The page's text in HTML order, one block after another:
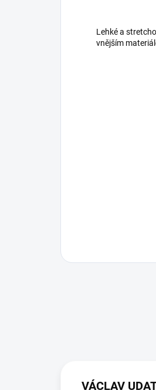
Lehké a
vnějším
VÁCLAV